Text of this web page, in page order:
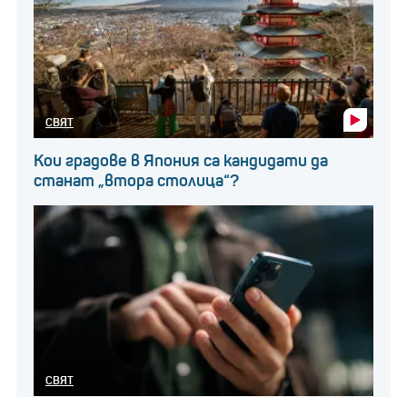
СВЯТ
Кои градове в Япония са кандидати да
станат „втора столица“?
СВЯТ